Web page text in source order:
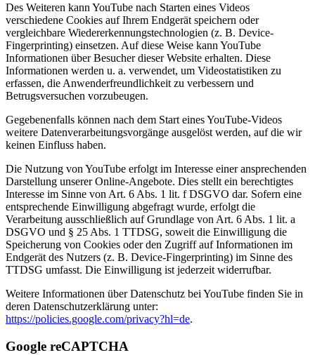
Des Weiteren kann YouTube nach Starten eines Videos
verschiedene Cookies auf Ihrem Endgerät speichern oder
vergleichbare Wiedererkennungstechnologien (z. B. Device-
Fingerprinting) einsetzen. Auf diese Weise kann YouTube
Informationen über Besucher dieser Website erhalten. Diese
Informationen werden u. a. verwendet, um Videostatistiken zu
erfassen, die Anwenderfreundlichkeit zu verbessern und
Betrugsversuchen vorzubeugen.
Gegebenenfalls können nach dem Start eines YouTube-Videos
weitere Datenverarbeitungsvorgänge ausgelöst werden, auf die wir
keinen Einfluss haben.
Die Nutzung von YouTube erfolgt im Interesse einer ansprechenden
Darstellung unserer Online-Angebote. Dies stellt ein berechtigtes
Interesse im Sinne von Art. 6 Abs. 1 lit. f DSGVO dar. Sofern eine
entsprechende Einwilligung abgefragt wurde, erfolgt die
Verarbeitung ausschließlich auf Grundlage von Art. 6 Abs. 1 lit. a
DSGVO und § 25 Abs. 1 TTDSG, soweit die Einwilligung die
Speicherung von Cookies oder den Zugriff auf Informationen im
Endgerät des Nutzers (z. B. Device-Fingerprinting) im Sinne des
TTDSG umfasst. Die Einwilligung ist jederzeit widerrufbar.
Weitere Informationen über Datenschutz bei YouTube finden Sie in
deren Datenschutzerklärung unter:
https://policies.google.com/privacy?hl=de.
Google reCAPTCHA